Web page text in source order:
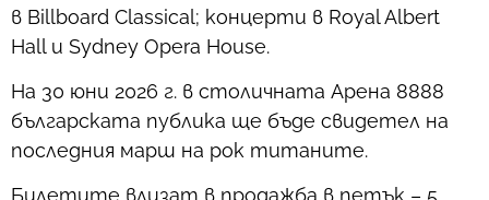
в Billboard Classical; концерти в Royal Albert
Hall и Sydney Opera House.
На 30 юни 2026 г. в столичната Арена 8888
българската публика ще бъде свидетел на
последния марш на рок титаните.